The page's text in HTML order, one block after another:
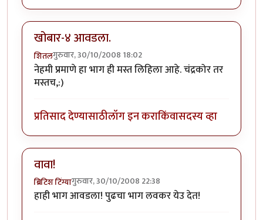
खोबार-४ आवडला.
शितलगुरुवार, 30/10/2008 18:02
नेहमी प्रमाणे हा भाग ही मस्त लिहिला आहे. चंद्रकोर तर
मस्तच,:)
प्रतिसाद देण्यासाठीलॉग इन कराकिंवासदस्य व्हा
वावा!
ब्रिटिश टिंग्यागुरुवार, 30/10/2008 22:38
हाही भाग आवडला! पुढचा भाग लवकर येउ देत!